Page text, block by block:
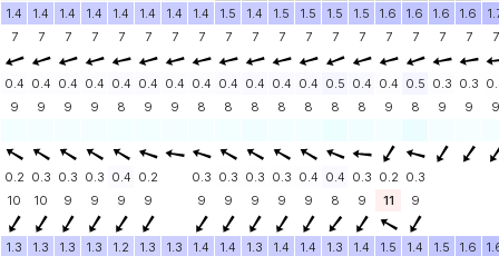
1.4
1.4 1.4 1.4 1.4 1.4 1.4 1.4 1.5 1.4 1.5 1.5 1.5 1.5 1.6 1.6 1.6 1.6
7
7 7 7 7 7 7 7 7 7 7 7 7 7 7 7 7 7 7
0.4 0.4 0.4 0.4 0.4 0.4 0.4 0.4 0.4 0.4 0.4 0.4 0.5 0.4 0.4 0.5 0.3 0.3
9
9 9 9 8 9 9 8 8 8 8 8 8 8 9 8 9 9 9
0.2 0.3 0.3 0.3 0.4 0.2 0.3 0.3 0.3 0.3 0.4 0.4 0.3 0.2 0.3
10
10 9 9 9 9 9 9 9 9 9 8 9 11 9
1.3 1.3 1.3 1.3 1.2 1.3 1.3 1.4 1.4 1.3 1.4 1.4 1.3 1.4 1.5 1.4 1.5 1.6